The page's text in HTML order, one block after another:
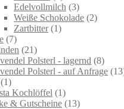
product
Edelvollmilch 33
products
Weiße Schokolade 22
Zartbitter 11
77
products
2121
products
Polsterl - lagernd 88
Polsterl - auf Anfrage 13
11
product
Kochlöffel 11
product
& Gutscheine 1313